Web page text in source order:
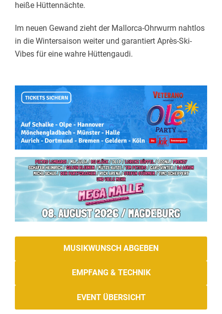
heiße Hüttennächte.
Im neuen Gewand zieht der Mallorca-Ohrwurm nahtlos
in die Wintersaison weiter und garantiert Après-Ski-
Vibes für eine wahre Hüttengaudi.
MUSIKWUNSCH ABGEBEN
EMPFANG & TECHNIK
EVENT ÜBERSICHT